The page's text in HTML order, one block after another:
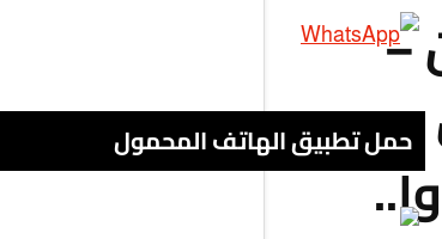
–
حمل تطبيق الهاتف المحمول